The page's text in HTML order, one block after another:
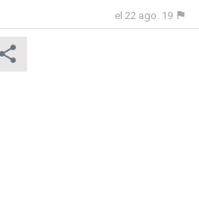
el 22 ago. 19